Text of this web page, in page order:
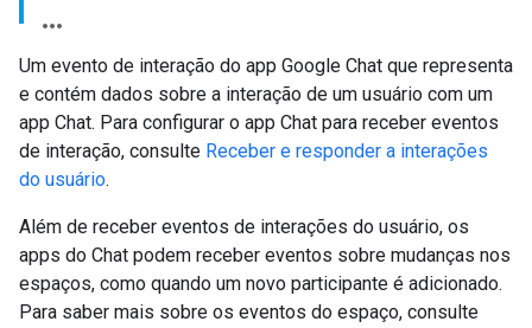
Um evento de interação do app Google Chat que representa
e contém dados sobre a interação de um usuário com um
app Chat. Para configurar o app Chat para receber eventos
de interação, consulte Receber e responder a interações
do usuário.
Além de receber eventos de interações do usuário, os
apps do Chat podem receber eventos sobre mudanças nos
espaços, como quando um novo participante é adicionado.
Para saber mais sobre os eventos do espaço, consulte